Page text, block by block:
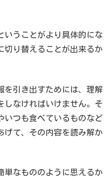
いうことがより具体的にな
切り替えることが出来るか
を引き出すためには、理解
しなければいけません。そ
いつも食べているものなど
げて、その内容を読み解か
単なもののように思えるか